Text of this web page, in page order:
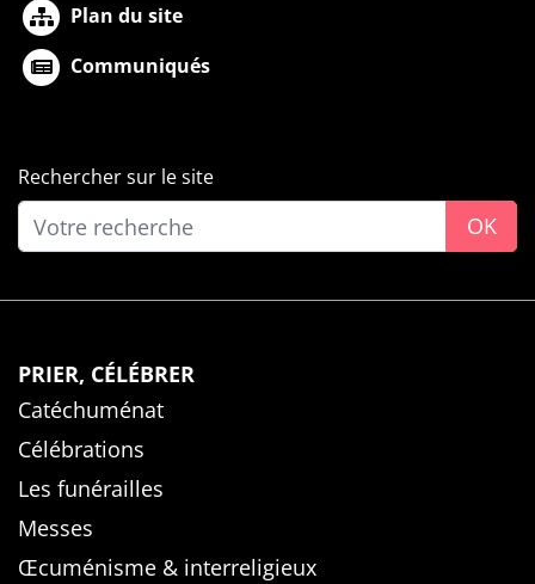
Plan du site
Communiqués
Rechercher sur le site
OK
PRIER, CÉLÉBRER
Catéchuménat
Célébrations
Les funérailles
Messes
Œcuménisme & interreligieux